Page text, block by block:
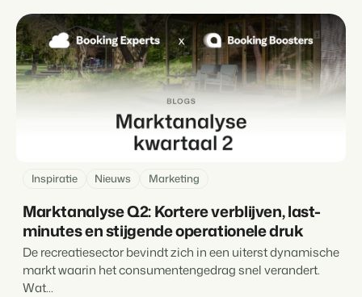
Inspiratie Nieuws Marketing
Marktanalyse Q2: Kortere verblijven, last-
minutes en stijgende operationele druk
De recreatiesector bevindt zich in een uiterst dynamische
markt waarin het consumentengedrag snel verandert.
Wat...